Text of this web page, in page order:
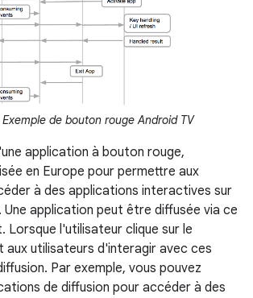
Exemple de bouton rouge Android TV
application à bouton rouge,
en Europe pour permettre aux
à des applications interactives sur
Une application peut être diffusée via ce
Lorsque l'utilisateur clique sur le
aux utilisateurs d'interagir avec ces
Par exemple, vous pouvez
de diffusion pour accéder à des